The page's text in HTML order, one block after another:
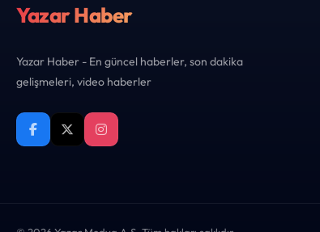
Yazar Haber
Yazar Haber - En güncel haberler, son dakika
gelişmeleri, video haberler